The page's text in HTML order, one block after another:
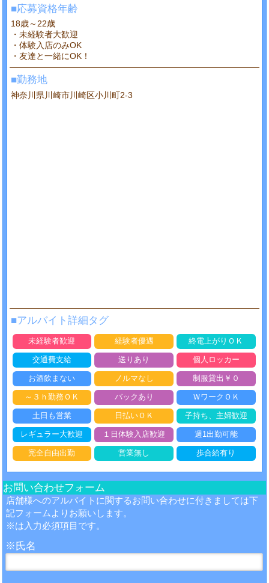
■応募資格年齢
18歳～22歳
・未経験者大歓迎
・体験入店のみOK
・友達と一緒にOK！
■勤務地
神奈川県川崎市川崎区小川町2-3
■アルバイト詳細タグ
未経験者歓迎 経験者優遇 終電上がりＯＫ
交通費支給 送りあり 個人ロッカー
お酒飲まない ノルマなし 制服貸出￥０
～３ｈ勤務ＯＫ バックあり ＷワークＯＫ
土日も営業 日払いＯＫ 子持ち、主婦歓迎
レギュラー大歓迎 １日体験入店歓迎 週1出勤可能
完全自由出勤 営業無し 歩合給有り
お問い合わせフォーム
店舗様へのアルバイトに関するお問い合わせに付きましては下
記フォームよりお願いします。
※は入力必須項目です。
※氏名